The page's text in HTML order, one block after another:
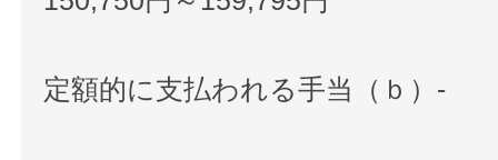
定額的に支払われる手当（ｂ）-